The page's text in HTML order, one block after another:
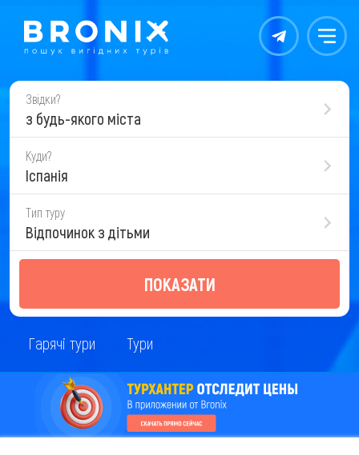
Контакты Меню
Звідки?
з будь-якого міста
Куди?
Іспанія
Тип туру
Відпочинок з дітьми
ПОКАЗАТИ
Гарячі тури Тури